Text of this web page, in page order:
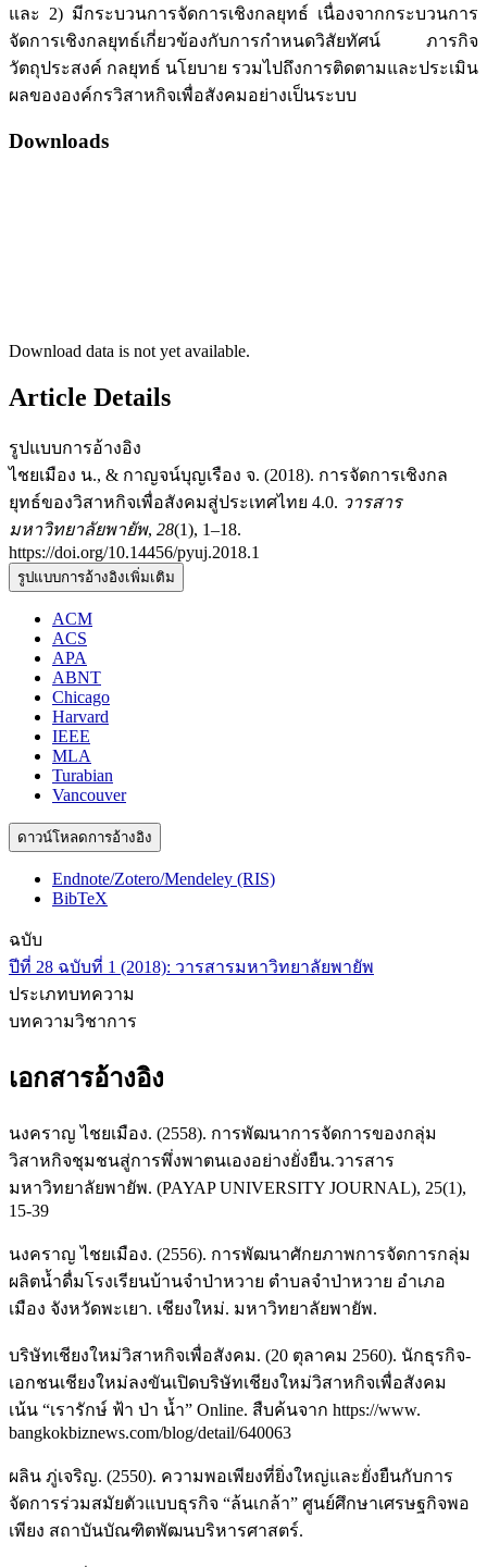
และ 2) มีกระบวนการจัดการเชิงกลยุทธ์ เนื่องจากกระบวนการ
จัดการเชิงกลยุทธ์เกี่ยวข้องกับการกำหนดวิสัยทัศน์ ภารกิจ
วัตถุประสงค์ กลยุทธ์ นโยบาย รวมไปถึงการติดตามและประเมิน
ผลขององค์กรวิสาหกิจเพื่อสังคมอย่างเป็นระบบ
Downloads
Download data is not yet available.
Article Details
รูปแบบการอ้างอิง
ไชยเมือง น., & กาญจน์บุญเรือง จ. (2018). การจัดการเชิงกล
ยุทธ์ของวิสาหกิจเพื่อสังคมสู่ประเทศไทย 4.0. วารสาร
มหาวิทยาลัยพายัพ, 28(1), 1–18.
https://doi.org/10.14456/pyuj.2018.1
รูปแบบการอ้างอิงเพิ่มเติม
ACM
ACS
APA
ABNT
Chicago
Harvard
IEEE
MLA
Turabian
Vancouver
ดาวน์โหลดการอ้างอิง
Endnote/Zotero/Mendeley (RIS)
BibTeX
ฉบับ
ปีที่ 28 ฉบับที่ 1 (2018): วารสารมหาวิทยาลัยพายัพ
ประเภทบทความ
บทความวิชาการ
เอกสารอ้างอิง
นงคราญ ไชยเมือง. (2558). การพัฒนาการจัดการของกลุ่ม
วิสาหกิจชุมชนสู่การพึ่งพาตนเองอย่างยั่งยืน.วารสาร
มหาวิทยาลัยพายัพ. (PAYAP UNIVERSITY JOURNAL), 25(1),
15-39
นงคราญ ไชยเมือง. (2556). การพัฒนาศักยภาพการจัดการกลุ่ม
ผลิตน้ำดื่มโรงเรียนบ้านจำป่าหวาย ตำบลจำป่าหวาย อำเภอ
เมือง จังหวัดพะเยา. เชียงใหม่. มหาวิทยาลัยพายัพ.
บริษัทเชียงใหม่วิสาหกิจเพื่อสังคม. (20 ตุลาคม 2560). นักธุรกิจ-
เอกชนเชียงใหม่ลงขันเปิดบริษัทเชียงใหม่วิสาหกิจเพื่อสังคม
เน้น “เรารักษ์ ฟ้า ป่า น้ำ” Online. สืบค้นจาก https://www.
bangkokbiznews.com/blog/detail/640063
ผลิน ภู่เจริญ. (2550). ความพอเพียงที่ยิ่งใหญ่และยั่งยืนกับการ
จัดการร่วมสมัยตัวแบบธุรกิจ “ล้นเกล้า” ศูนย์ศึกษาเศรษฐกิจพอ
เพียง สถาบันบัณฑิตพัฒนบริหารศาสตร์.